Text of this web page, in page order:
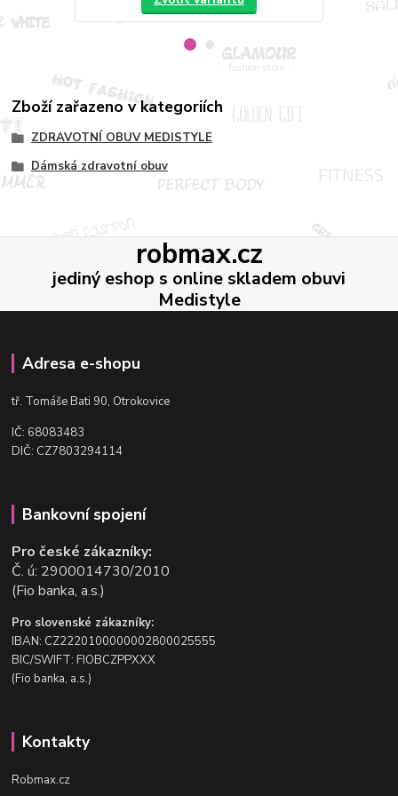
Zboží zařazeno v kategoriích
ZDRAVOTNÍ OBUV MEDISTYLE
Dámská zdravotní obuv
robmax.cz
jediný eshop s online skladem obuvi
Medistyle
Adresa e-shopu
tř. Tomáše Bati 90, Otrokovice
IČ: 68083483
DIČ: CZ7803294114
Bankovní spojení
Pro české zákazníky:
Č. ú: 2900014730/2010
(Fio banka, a.s.)
Pro slovenské zákazníky:
IBAN: CZ2220100000002800025555
BIC/SWIFT: FIOBCZPPXXX
(Fio banka, a.s.)
Kontakty
Robmax.cz